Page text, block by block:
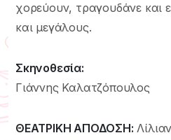
χορεύουν, τραγουδάνε και
και μεγάλους.
Σκηνοθεσία:
Γιάννης Καλατζόπουλος
ΘΕΑΤΡΙΚΗ ΑΠΟΔΟΣΗ: